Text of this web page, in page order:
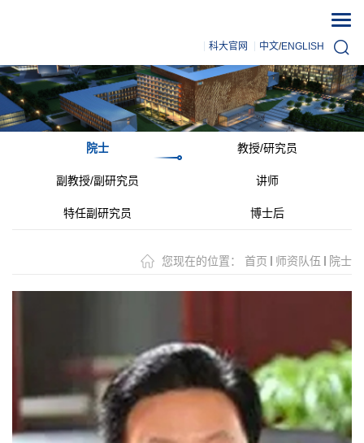
科大官网 中文/ENGLISH
院士 教授/研究员
副教授/副研究员 讲师
特任副研究员 博士后
您现在的位置： 首页 师资队伍 院士